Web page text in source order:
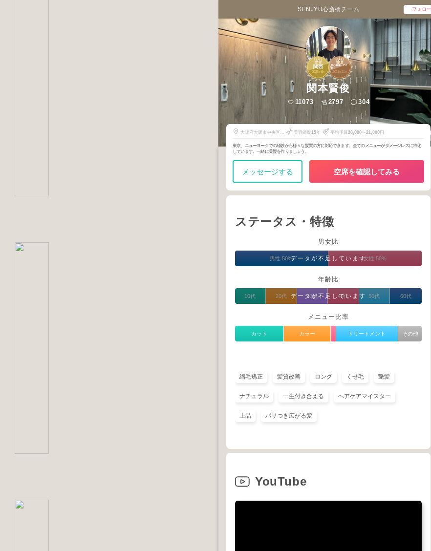
SENJYU心斎橋チーム フォロー
2
関西
2025年 6月
3
西心斎橋・アメ
村
2025年 11 月
関本賢俊
11073 2797 304
大阪府大阪市中央区西
美容師歴15年 平均予算20,000〜21,000円
東京、ニューヨークでの経験から様々な髪質の方に対応できます。全てのメニューがダメージレスに特化
しています。一緒に美髪を作りましょう。
メッセージする 空席を確認してみる
ステータス・特徴
男女比
データが不足しています
男性 50% 女性 50%
年齢比
データが不足しています
10代 20代 30代 40代 50代 60代
メニュー比率
カット カラー トリートメント その他
縮毛矯正 髪質改善 ロング くせ毛 艶髪
ナチュラル 一生付き合える ヘアケアマイスター
上品 パサつき広がる髪
YouTube